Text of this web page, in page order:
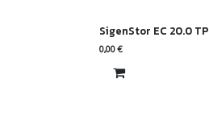
SigenStor EC 20.0 TP
0,00€